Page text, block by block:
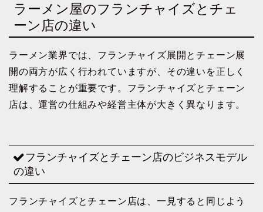
ラーメン屋のフランチャイズとチェ
ーン店の違い
ラーメン業界では、フランチャイズ展開とチェーン展
開の両方が広く行われていますが、その違いを正しく
理解することが重要です。フランチャイズとチェーン
店は、運営の仕組みや経営主体が大きく異なります。
フランチャイズとチェーン店のビジネスモデル
の違い
フランチャイズとチェーン店は、一見すると同じよう